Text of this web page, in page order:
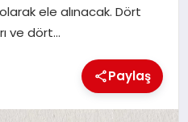
ele alınacak. Dört
ve dört…
Paylaş